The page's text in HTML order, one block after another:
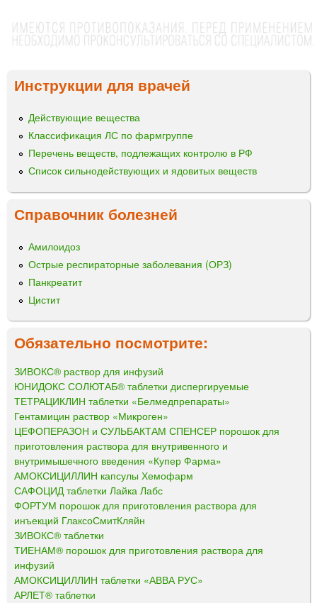
Инструкции для врачей
Действующие вещества
Классификация ЛС по фармгруппе
Перечень веществ, подлежащих контролю в РФ
Список сильнодействующих и ядовитых веществ
Справочник болезней
Амилоидоз
Острые респираторные заболевания (ОРЗ)
Панкреатит
Цистит
Обязательно посмотрите:
ЗИВОКС® раствор для инфузий
ЮНИДОКС СОЛЮТАБ® таблетки диспергируемые
ТЕТРАЦИКЛИН таблетки «Белмедпрепараты»
Гентамицин раствор «Микроген»
ЦЕФОПЕРАЗОН и СУЛЬБАКТАМ СПЕНСЕР порошок для
приготовления раствора для внутривенного и
внутримышечного введения «Купер Фарма»
АМОКСИЦИЛЛИН капсулы Хемофарм
САФОЦИД таблетки Лайка Лабс
ФОРТУМ порошок для приготовления раствора для
инъекций ГлаксоСмитКляйн
ЗИВОКС® таблетки
ТИЕНАМ® порошок для приготовления раствора для
инфузий
АМОКСИЦИЛЛИН таблетки «АВВА РУС»
АРЛЕТ® таблетки